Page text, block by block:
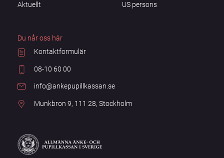
Aktuellt
US persons
Du når oss här
Kontaktformulär
08-10 60 00
info@ankepupillkassan.se
Munkbron 9, 111 28, Stockholm